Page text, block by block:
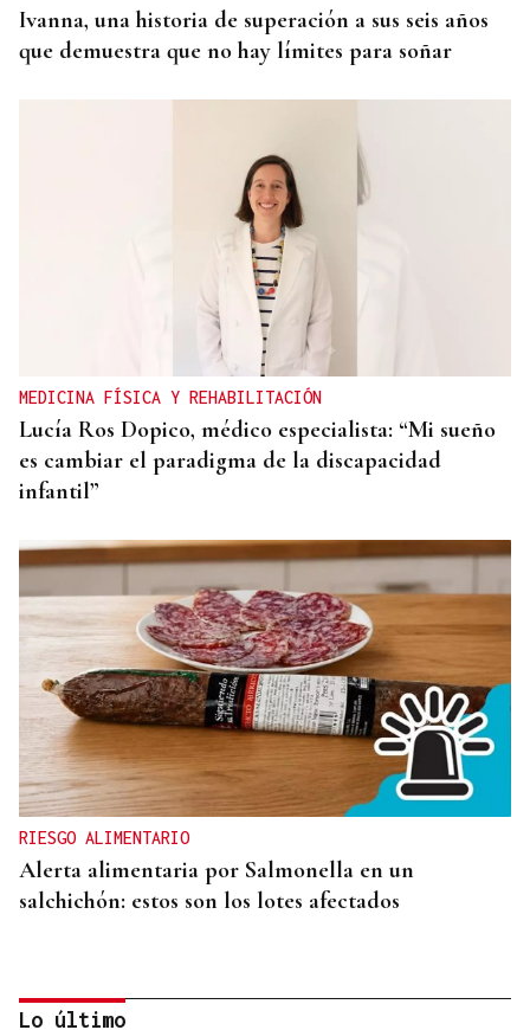
Ivanna, una historia de superación a sus seis años
que demuestra que no hay límites para soñar
MEDICINA FÍSICA Y REHABILITACIÓN
Lucía Ros Dopico, médico especialista: “Mi sueño
es cambiar el paradigma de la discapacidad
infantil”
RIESGO ALIMENTARIO
Alerta alimentaria por Salmonella en un
salchichón: estos son los lotes afectados
Lo último